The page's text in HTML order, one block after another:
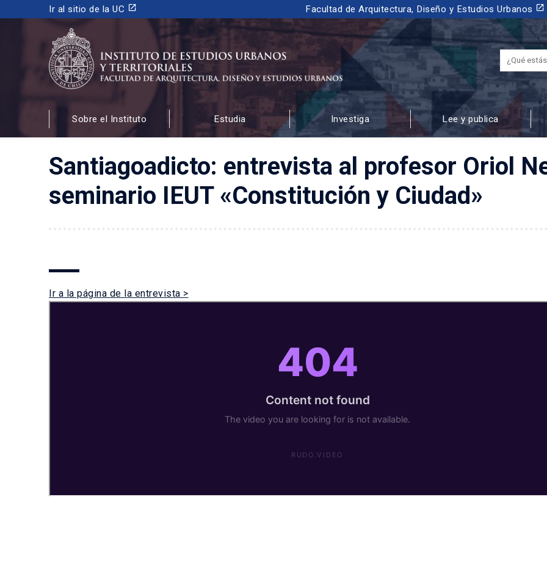
Ir al sitio de la UC launch Facultad de Arquitectura, Diseño y Estudios Urbanos launch
INSTITUTO DE ESTUDIOS URBANOS
Y TERRITORIALES
FACULTAD DE ARQUITECTURA, DISEÑO Y ESTUDIOS URBANOS
Sobre el Instituto Estudia Investiga Lee y publica
Santiagoadicto: entrevista al profesor Oriol
seminario IEUT «Constitución y Ciudad»
Ir a la página de la entrevista >